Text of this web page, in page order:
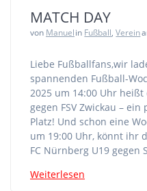
MATCH DAY
von Manuelin Fußball,Verein
Liebe Fußballfans,wir
spannenden Fußball-
2025 um 14:00 Uhr heißt
gegen FSV Zwickau –
Platz! Und schon eine
um 19:00 Uhr, könnt ihr
FC Nürnberg U19 gegen
Weiterlesen